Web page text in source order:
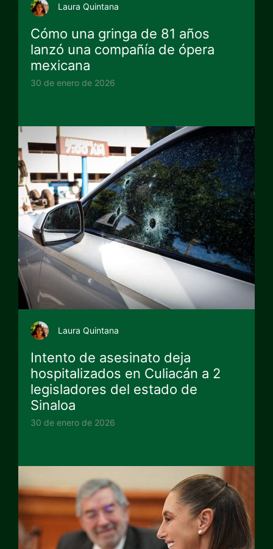
Laura Quintana
Cómo una gringa de 81 años
lanzó una compañía de ópera
mexicana
30 de enero de 2026
Laura Quintana
Intento de asesinato deja
hospitalizados en Culiacán a 2
legisladores del estado de
Sinaloa
30 de enero de 2026